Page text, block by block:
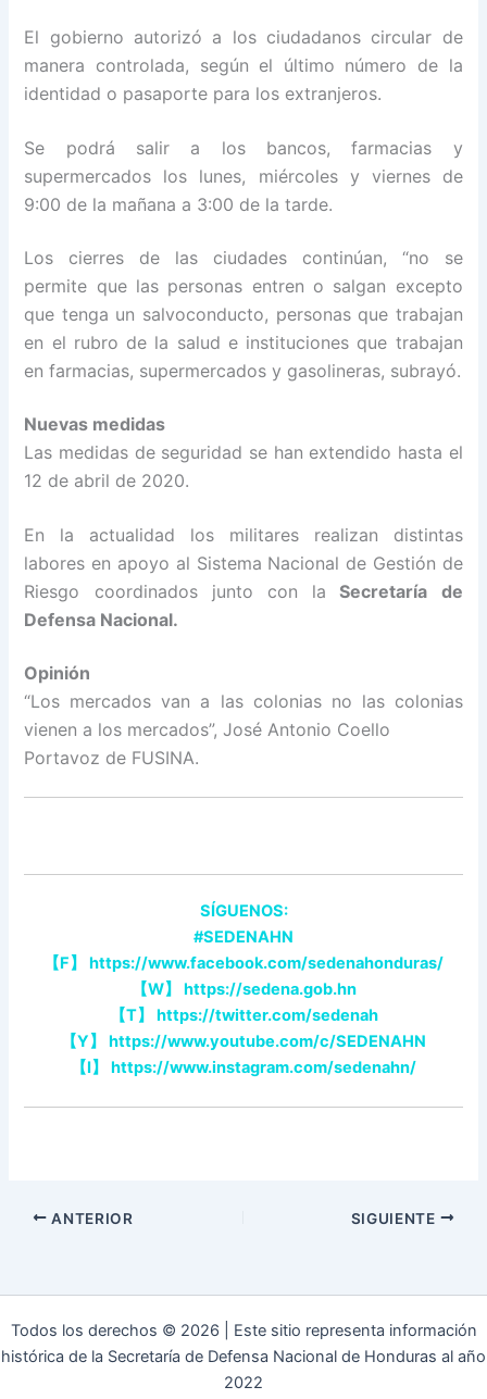
El gobierno autorizó a los ciudadanos circular de
manera controlada, según el último número de la
identidad o pasaporte para los extranjeros.
Se podrá salir a los bancos, farmacias y
supermercados los lunes, miércoles y viernes de
9:00 de la mañana a 3:00 de la tarde.
Los cierres de las ciudades continúan, “no se
permite que las personas entren o salgan excepto
que tenga un salvoconducto, personas que trabajan
en el rubro de la salud e instituciones que trabajan
en farmacias, supermercados y gasolineras, subrayó.
Nuevas medidas
Las medidas de seguridad se han extendido hasta el
12 de abril de 2020.
En la actualidad los militares realizan distintas
labores en apoyo al Sistema Nacional de Gestión de
Riesgo coordinados junto con la Secretaría de
Defensa Nacional.
Opinión
“Los mercados van a las colonias no las colonias
vienen a los mercados”, José Antonio Coello
Portavoz de FUSINA.
SÍGUENOS:
#SEDENAHN
【F】
https://www.facebook.com/sedenahonduras/
【W】
https://sedena.gob.hn
【T】
https://twitter.com/sedenah
【Y】
https://www.youtube.com/c/SEDENAHN
【I】 https://www.instagram.com/sedenahn/
ANTERIOR SIGUIENTE
Todos los derechos © 2026 | Este sitio representa información
histórica de la Secretaría de Defensa Nacional de Honduras al año
2022